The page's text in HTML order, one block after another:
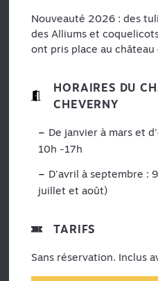
Nouveauté 2026 : des
des Alliums et
ont pris place au château
HORAIRES DU
CHEVERNY
De janvier à mars et
10h -17h
D'avril à septembre :
juillet et août)
TARIFS
Sans réservation. Inclus